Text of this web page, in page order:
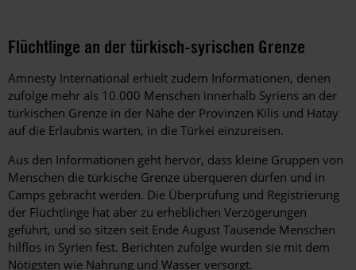
Flüchtlinge an der türkisch-syrischen Grenze
Amnesty International erhielt zudem Informationen, denen
zufolge mehr als 10.000 Menschen innerhalb Syriens an der
türkischen Grenze in der Nähe der Provinzen Kilis und Hatay
auf die Erlaubnis warten, in die Türkei einzureisen.
Aus den Informationen geht hervor, dass kleine Gruppen von
Menschen die türkische Grenze überqueren dürfen und in
Camps gebracht werden. Die Überprüfung und Registrierung
der Flüchtlinge hat aber zu erheblichen Verzögerungen
geführt, und so sitzen seit Ende August Tausende Menschen
hilflos in Syrien fest. Berichten zufolge wurden sie mit dem
Nötigsten wie Nahrung und Wasser versorgt.